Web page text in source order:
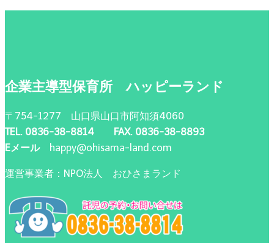
企業主導型保育所 ハッピーランド
〒754-1277 山口県山口市阿知須4060
TEL. 0836-38-8814 FAX. 0836-38-8893
Eメールhappy@ohisama-land.com
運営事業者：NPO法人 おひさまランド